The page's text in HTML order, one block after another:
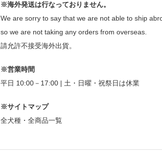
※海外発送は行なっておりません。
We are sorry to say that we are not able to ship
so we are not taking any orders from overseas.
請允許不接受海外出貨。
※営業時間
平日 10:00－17:00 | 土・日曜・祝祭日は休業
※サイトマップ
全犬種・全商品一覧